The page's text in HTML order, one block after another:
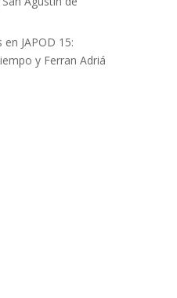
en JAPOD 15:
y Ferran Adriá